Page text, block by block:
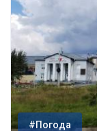
#Погода